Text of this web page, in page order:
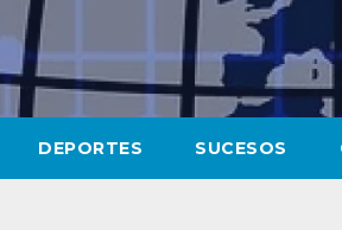
DEPORTES SUCESOS